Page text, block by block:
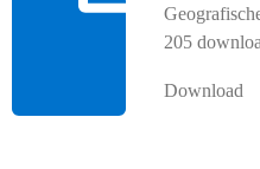
205
Download